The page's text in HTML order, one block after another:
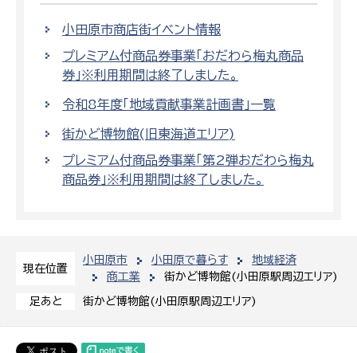
現在位置
小田原市 小田原で暮らす
地域経済
商工業
街かど博物館(小田原駅周辺エリア)
足あと 街かど博物館(小田原駅周辺エリア)
小田原市商店街イベント情報
プレミアム付商品券事業「おだわら梅丸商品
券」※利用期間は終了しました。
令和8年度「地域貢献事業計画書」一覧
街かど博物館(旧東海道エリア)
プレミアム付商品券事業「第2弾おだわら梅丸
商品券」※利用期間は終了しました。